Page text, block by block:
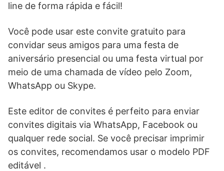
line de forma rápida e fácil!
Você pode usar este convite gratuito para
convidar seus amigos para uma festa de
aniversário presencial ou uma festa virtual por
meio de uma chamada de vídeo pelo Zoom,
WhatsApp ou Skype.
Este editor de convites é perfeito para enviar
convites digitais via WhatsApp, Facebook ou
qualquer rede social. Se você precisar imprimir
os convites, recomendamos usar o modelo PDF
editável .